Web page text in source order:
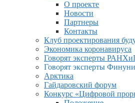
О проекте
Новости
Партнеры
Контакты
Клуб проектирования
Экономика коронавируса
Говорят эксперты
Говорят эксперты
Арктика
Гайдаровский форум
Конкурс «Цифровой